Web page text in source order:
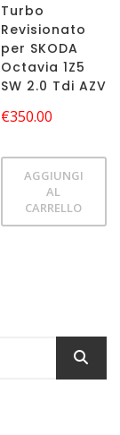
Turbo
Revisionato
per SKODA
Octavia 1Z5
SW 2.0 Tdi AZV
€350.00
AGGIUNGI
AL
CARRELLO